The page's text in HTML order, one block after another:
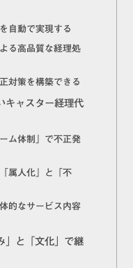
自動で実現する
る高品質な経理処
対策を構築できる
キャスター経理代
ム体制」で不正発
属人化」と「不
的なサービス内容
」と「文化」で継